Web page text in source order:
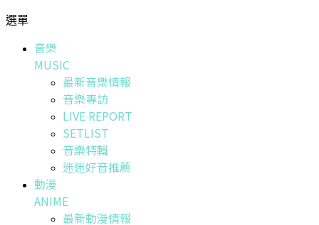
選單
音樂
MUSIC
最新音樂情報
音樂專訪
LIVE REPORT
SETLIST
音樂特輯
迷迷好音推薦
動漫
ANIME
最新動漫情報